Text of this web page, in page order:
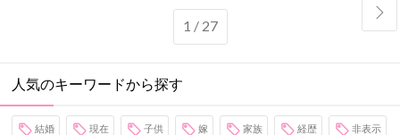
1 / 27
人気のキーワードから探す
結婚 現在 子供 嫁 家族 経歴 非表示